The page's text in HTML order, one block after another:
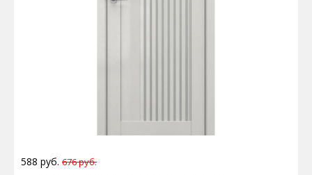
588 руб. 676 руб.